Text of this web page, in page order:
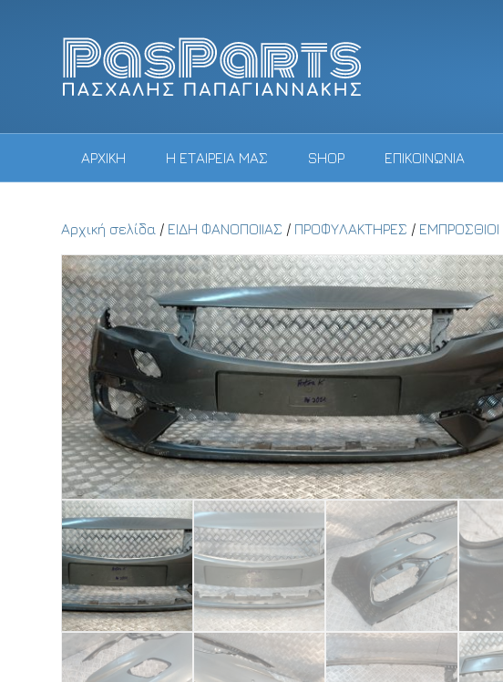
ΑΡΧΙΚΗ Η ΕΤΑΙΡΕΙΑ ΜΑΣ SHOP ΕΠΙΚΟΙΝΩΝΙΑ
Αρχική σελίδα / ΕΙΔΗ ΦΑΝΟΠΟΙΙΑΣ / ΠΡΟΦΥΛΑΚΤΗΡΕΣ / ΕΜΠΡΟΣΘΙΟΙ